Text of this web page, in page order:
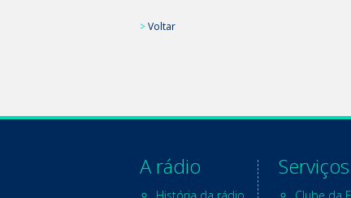
>Voltar
A rádio Serviços